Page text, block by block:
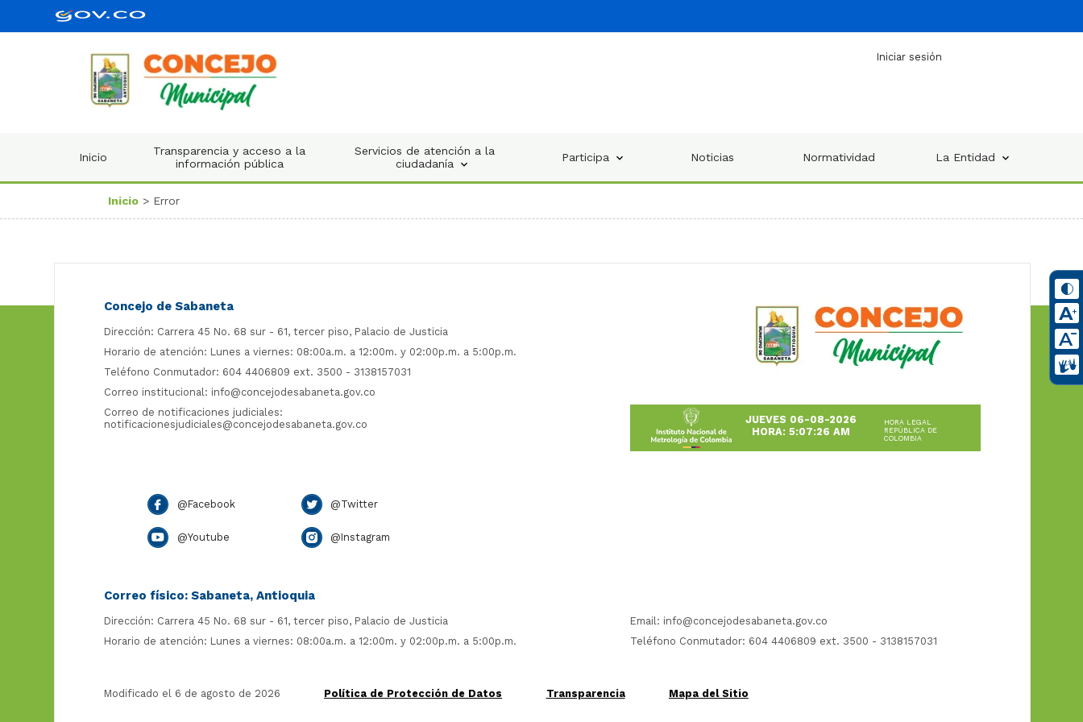
Iniciar sesión
Inicio
Transparencia y acceso a la
información pública
Servicios de atención a la
ciudadanía
Participa Noticias Normatividad La Entidad
Inicio > Error
Concejo de Sabaneta
Dirección: Carrera 45 No. 68 sur - 61, tercer piso, Palacio de Justicia
Horario de atención: Lunes a viernes: 08:00a.m. a 12:00m. y 02:00p.m. a 5:00p.m.
Teléfono Conmutador: 604 4406809 ext. 3500 - 3138157031
Correo institucional: info@concejodesabaneta.gov.co
Correo de notificaciones judiciales:
notificacionesjudiciales@concejodesabaneta.gov.co
JUEVES 06-08-2026
HORA: 5:07:26 AM
HORA LEGAL
REPÚBLICA DE
COLOMBIA
@Facebook @Twitter
@Youtube @Instagram
Correo físico: Sabaneta, Antioquia
Dirección: Carrera 45 No. 68 sur - 61, tercer piso, Palacio de Justicia
Horario de atención: Lunes a viernes: 08:00a.m. a 12:00m. y 02:00p.m. a 5:00p.m.
Email: info@concejodesabaneta.gov.co
Teléfono Conmutador: 604 4406809 ext. 3500 - 3138157031
Modificado el 6 de agosto de 2026 Política de Protección de Datos Transparencia Mapa del Sitio